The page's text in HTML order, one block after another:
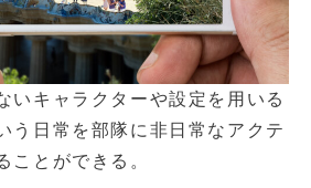
いキャラクターや設定を用いる
う日常を部隊に非日常なアクテ
ことができる。